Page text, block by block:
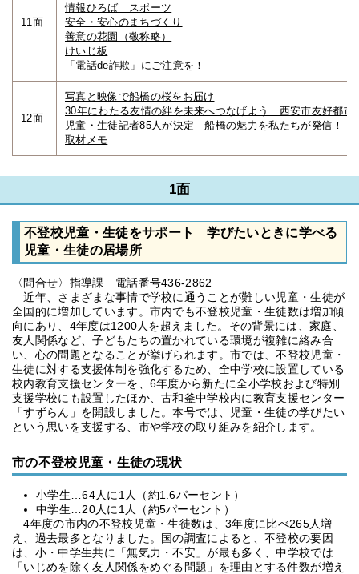
11面
情報ひろば スポーツ
安全・安心のまちづくり
善意の花園（敬称略）
けいじ板
「電話de詐欺」にご注意を！
12面
写真と映像で船橋の桜をお届け
30年にわたる友情の絆を未来へつなげよう 西安市友好都市
児童・生徒記者85人が決定 船橋の魅力を私たちが発信！
取材メモ
1面
不登校児童・生徒をサポート 学びたいときに学べる
児童・生徒の居場所
〈問合せ〉指導課 電話番号436-2862
近年、さまざまな事情で学校に通うことが難しい児童・生徒が
全国的に増加しています。市内でも不登校児童・生徒数は増加傾
向にあり、4年度は1200人を超えました。その背景には、家庭、
友人関係など、子どもたちの置かれている環境が複雑に絡み合
い、心の問題となることが挙げられます。市では、不登校児童・
生徒に対する支援体制を強化するため、全中学校に設置している
校内教育支援センターを、6年度から新たに全小学校および特別
支援学校にも設置したほか、古和釜中学校内に教育支援センター
「すずらん」を開設しました。本号では、児童・生徒の学びたい
という思いを支援する、市や学校の取り組みを紹介します。
市の不登校児童・生徒の現状
小学生…64人に1人（約1.6パーセント）
中学生…20人に1人（約5パーセント）
4年度の市内の不登校児童・生徒数は、3年度に比べ265人増
え、過去最多となりました。国の調査によると、不登校の要因
は、小・中学生共に「無気力・不安」が最も多く、中学校では
「いじめを除く友人関係をめぐる問題」を理由とする件数が増え